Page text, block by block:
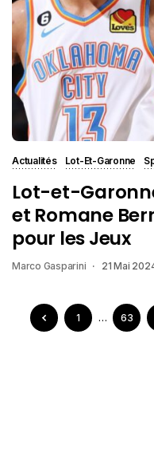
Actualités Lot-Et-Garonne
Lot-et-
et Romane
pour les Jeux
Marco Gasparini 21 Mai
1 … 63